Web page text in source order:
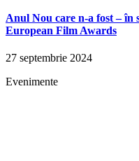
Anul Nou care n-a fost – în
European Film Awards
27 septembrie 2024
Evenimente